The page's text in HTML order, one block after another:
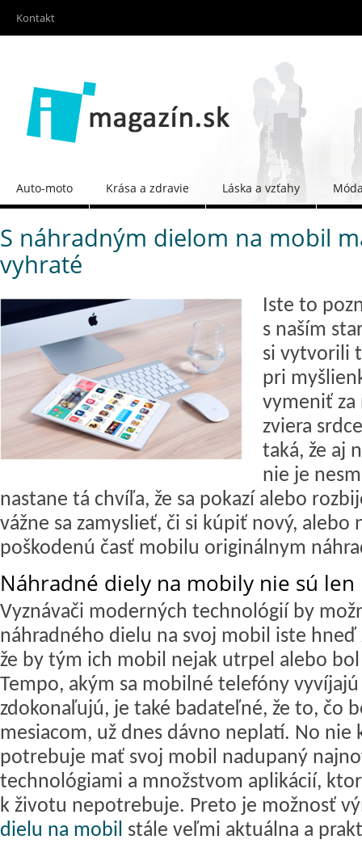
Kontakt
Auto-moto Krása a zdravie Láska a vzťahy
S náhradným dielom na mobil
vyhraté
Iste to
s naším
si vytvorili
pri
vymeniť za
zviera
taká, že aj
nie je
nastane tá chvíľa, že sa pokazí alebo
vážne sa zamyslieť, či si kúpiť nový, alebo
poškodenú časť mobilu originálnym
Náhradné diely na mobily nie sú
Vyznávači moderných technológií by
náhradného dielu na svoj mobil iste
že by tým ich mobil nejak utrpel alebo
Tempo, akým sa mobilné telefóny
zdokonaľujú, je také badateľné, že to, čo
mesiacom, už dnes dávno neplatí. No nie
potrebuje mať svoj mobil nadupaný
technológiami a množstvom aplikácií,
k životu nepotrebuje. Preto je možnosť
dielu na mobil stále veľmi aktuálna a